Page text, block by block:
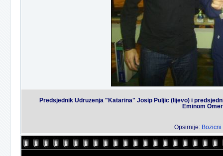
Predsjednik Udruzenja "Katarina" Josip Puljic (lijevo) i
Eminom
Opsirnije: